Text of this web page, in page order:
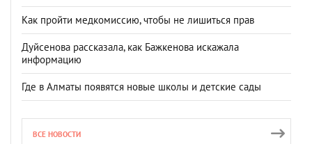
Как пройти медкомиссию, чтобы не лишиться прав
Дуйсенова рассказала, как Бажкенова искажала
информацию
Где в Алматы появятся новые школы и детские сады
ВСЕ НОВОСТИ